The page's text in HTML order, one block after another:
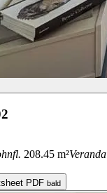
208.45 m²Veranda
PDF bald